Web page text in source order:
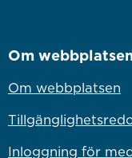
Om
Om webbplatsen
Inloggning för